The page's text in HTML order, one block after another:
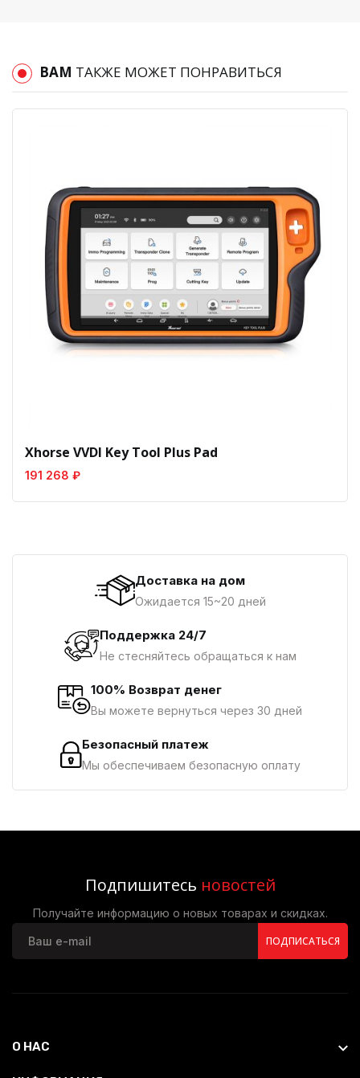
ВАМ ТАКЖЕ МОЖЕТ ПОНРАВИТЬСЯ
Xhorse VVDI Key Tool Plus Pad
191 268 ₽
Доставка на дом
Ожидается 15~20 дней
Поддержка 24/7
Не стесняйтесь обращаться к нам
100% Возврат денег
Вы можете вернуться через 30 дней
Безопасный платеж
Мы обеспечиваем безопасную оплату
Подпишитесь новостей
Получайте информацию о новых товарах и скидках.
ПОДПИСАТЬСЯ
О НАС